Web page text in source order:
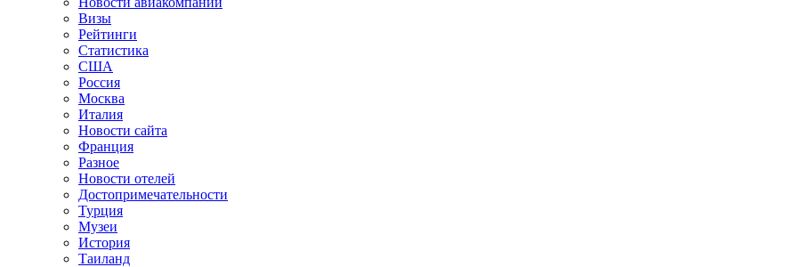
Визы
Рейтинги
Статистика
США
Россия
Москва
Италия
Новости сайта
Франция
Разное
Новости отелей
Достопримечательности
Турция
Музеи
История
Таиланд